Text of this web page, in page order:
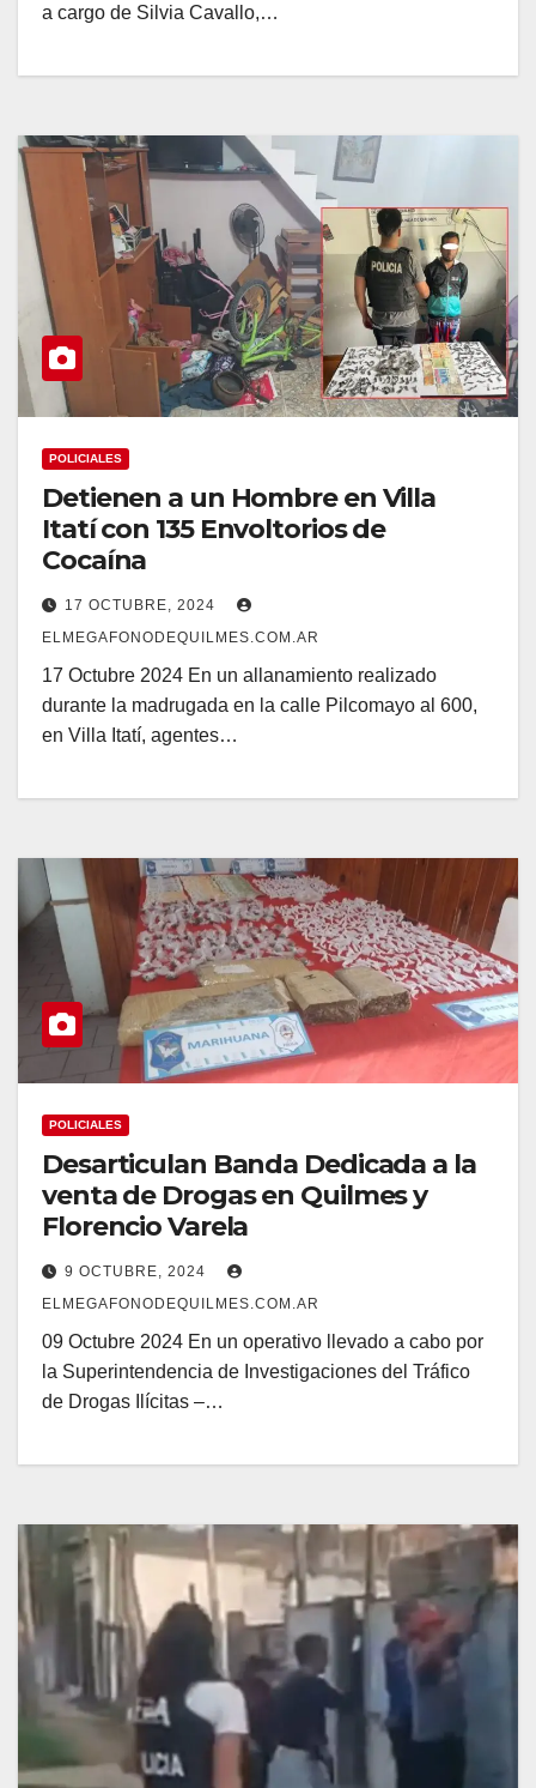
a cargo de Silvia Cavallo,…
POLICIALES
Detienen a un Hombre en Villa
Itatí con 135 Envoltorios de
Cocaína
17 OCTUBRE, 2024
ELMEGAFONODEQUILMES.COM.AR
17 Octubre 2024 En un allanamiento realizado
durante la madrugada en la calle Pilcomayo al 600,
en Villa Itatí, agentes…
POLICIALES
Desarticulan Banda Dedicada a la
venta de Drogas en Quilmes y
Florencio Varela
9 OCTUBRE, 2024
ELMEGAFONODEQUILMES.COM.AR
09 Octubre 2024 En un operativo llevado a cabo por
la Superintendencia de Investigaciones del Tráfico
de Drogas Ilícitas –…